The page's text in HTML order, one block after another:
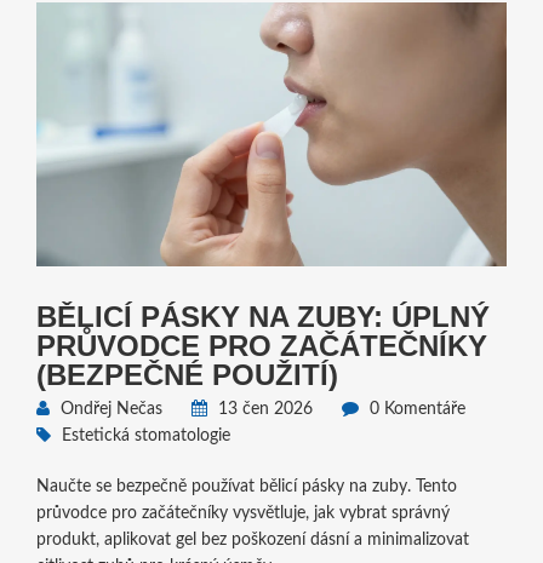
BĚLICÍ PÁSKY NA ZUBY: ÚPLNÝ
PRŮVODCE PRO ZAČÁTEČNÍKY
(BEZPEČNÉ POUŽITÍ)
Ondřej Nečas 13 čen 2026
0 Komentáře
Estetická stomatologie
Naučte se bezpečně používat bělicí pásky na zuby. Tento
průvodce pro začátečníky vysvětluje, jak vybrat správný
produkt, aplikovat gel bez poškození dásní a minimalizovat